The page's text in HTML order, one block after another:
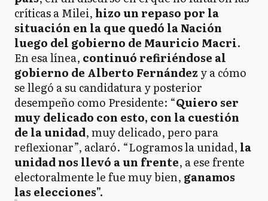
críticas a Milei, hizo un repaso por la
situación en la que quedó la Nación
luego del gobierno de Mauricio Macri.
En esa línea, continuó refiriéndose al
gobierno de Alberto Fernández y a cómo
se llegó a su candidatura y posterior
desempeño como Presidente: “Quiero ser
muy delicado con esto, con la cuestión
de la unidad, muy delicado, pero para
reflexionar”, aclaró. “Logramos la unidad, la
unidad nos llevó a un frente, a ese frente
electoralmente le fue muy bien, ganamos
las elecciones".